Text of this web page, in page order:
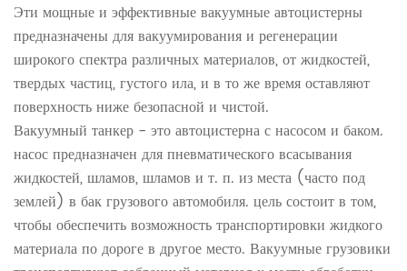
Эти мощные и эффективные вакуумные автоцистерны
предназначены для вакуумирования и регенерации
широкого спектра различных материалов, от жидкостей,
твердых частиц, густого ила, и в то же время оставляют
поверхность ниже безопасной и чистой.
Вакуумный танкер - это автоцистерна с насосом и баком.
насос предназначен для пневматического всасывания
жидкостей, шламов, шламов и т. п. из места (часто под
землей) в бак грузового автомобиля. цель состоит в том,
чтобы обеспечить возможность транспортировки жидкого
материала по дороге в другое место. Вакуумные грузовики